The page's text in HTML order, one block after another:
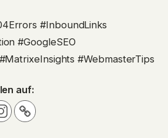
#InboundLinks
#GoogleSEO
#WebmasterTips
auf: